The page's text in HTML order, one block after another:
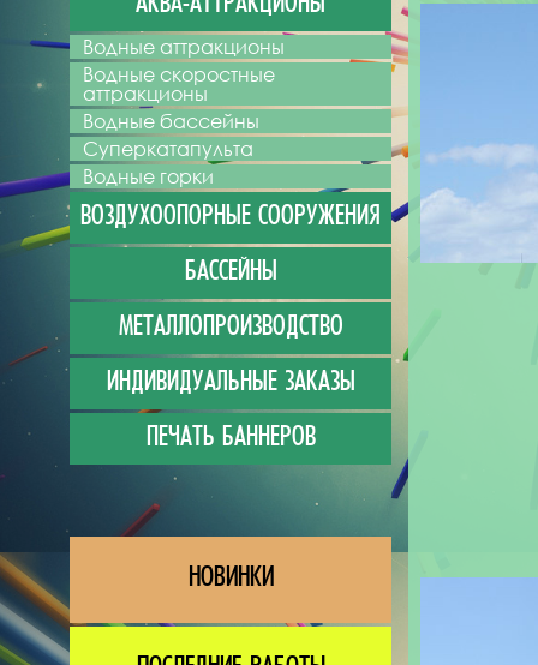
Водные аттракционы
Водные скоростные
аттракционы
Водные бассейны
Суперкатапульта
Водные горки
ВОЗДУХООПОРНЫЕ СООРУЖЕНИЯ
БАССЕЙНЫ
МЕТАЛЛОПРОИЗВОДСТВО
ИНДИВИДУАЛЬНЫЕ ЗАКАЗЫ
ПЕЧАТЬ БАННЕРОВ
НОВИНКИ